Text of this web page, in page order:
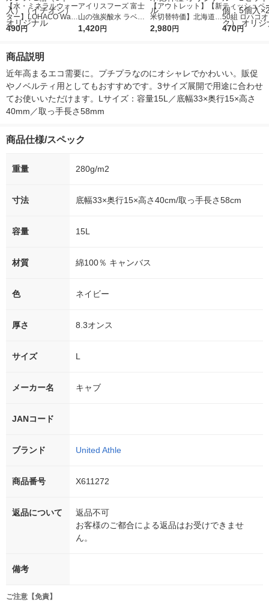
【水・ミネラルウォー
ター】LOHACO Wate
r（ロハコウォータ
シ） オリジナル
490円
アイリスフーズ 富士
山の強炭酸水 ラベル
レス 500ml 1箱（24
1,420円
【アウトレット】【新
米切替特価】北海道産
ななつぼし 無洗米 5k
2,980円
ティッシュペ
50組 ロハコ
ルソフトパッ
オリジナル
470円
商品説明
近年高まるエコ需要に。プチプラなのにオシャレでかわいい。販促
やノベルティ用としてもおすすめです。3サイズ展開で用途に合わせ
てお使いいただけます。Lサイズ：容量15L／底幅33×奥行15×高さ
40mm／取っ手長さ58mm
商品仕様/スペック
重量 280g/m2
寸法 底幅33×奥行15×高さ40cm/取っ手長さ58cm
容量 15L
材質 綿100％ キャンバス
色 ネイビー
厚さ 8.3オンス
サイズ L
メーカー名 キャブ
JANコード
ブランド United Athle
商品番号 X611272
返品について
返品不可
お客様のご都合による返品はお受けできませ
ん。
備考
ご注意【免責】